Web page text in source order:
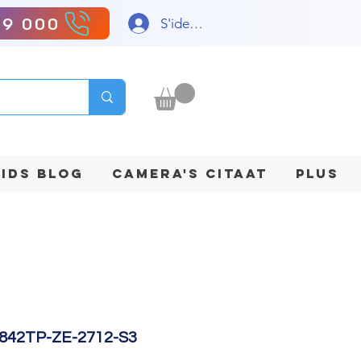
000 S'identifier
BLOG CAMERA'S CITAAT Plus
ZE-2712-S3